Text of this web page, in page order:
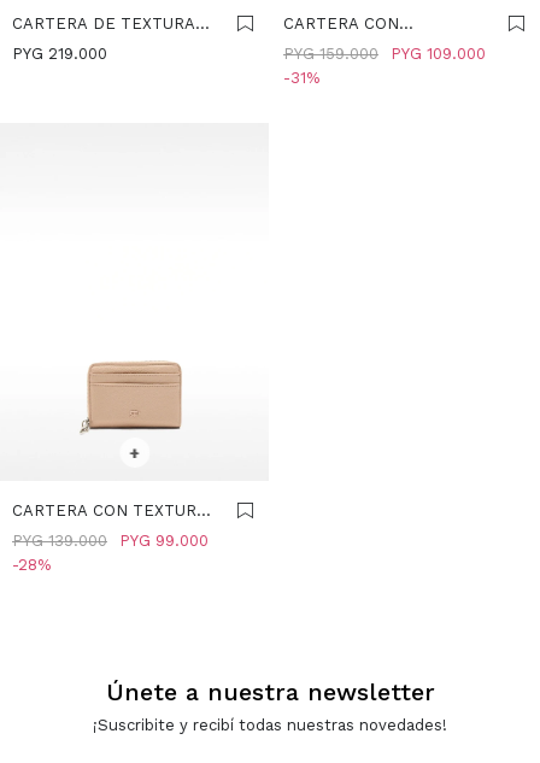
CARTERA DE TEXTURA
SUAVE CON CREMALLERA
PYG 219.000
CARTERA CON
CREMALLERA - ROSA
PYG 109.000
PYG 159.000
31
+
CARTERA CON TEXTURA -
ROSA
PYG 99.000
PYG 139.000
28
Únete a nuestra newsletter
¡Suscribite y recibí todas nuestras novedades!